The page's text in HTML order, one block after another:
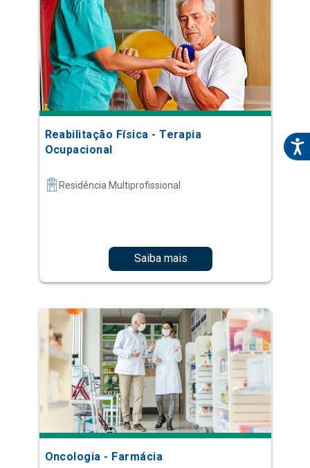
Reabilitação Física - Terapia
Ocupacional
Residência Multiprofissional
Saiba mais
Oncologia - Farmácia